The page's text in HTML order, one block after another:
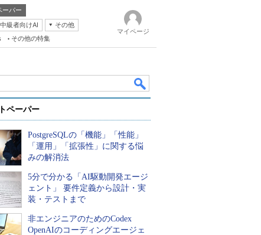
ーパー
級者向けAI
その他
その他の特集
マイページ
ペーパー
PostgreSQLの「機能」「性能」
「運用」「拡張性」に関する悩
みの解消法
5分で分かる「AI駆動開発エージ
ェント」 要件定義から設計・実
装・テストまで
非エンジニアのためのCodex
OpenAIのコーディングエージェ